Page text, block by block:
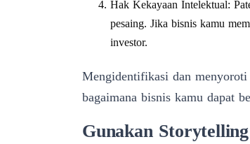
Hak Kekayaan Intelektual:
pesaing. Jika bisnis kamu
investor.
Mengidentifikasi dan
bagaimana bisnis kamu dapat
Gunakan